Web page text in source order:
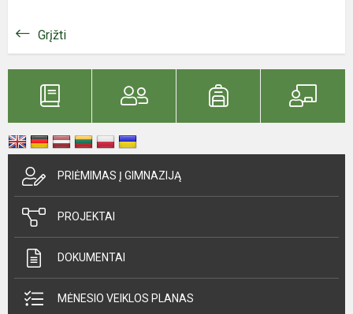
Grįžti
PRIĖMIMAS Į GIMNAZIJĄ
PROJEKTAI
DOKUMENTAI
MĖNESIO VEIKLOS PLANAS